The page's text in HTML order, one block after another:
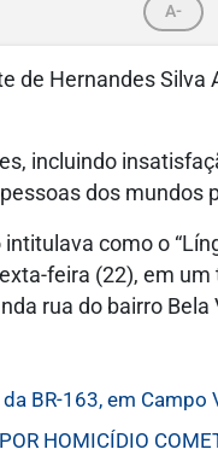
A-
de Hernandes Silva
incluindo
dos mundos
como o
feira (22), em
rua do bairro Bela
BR-163, em Campo
HOMICÍDIO